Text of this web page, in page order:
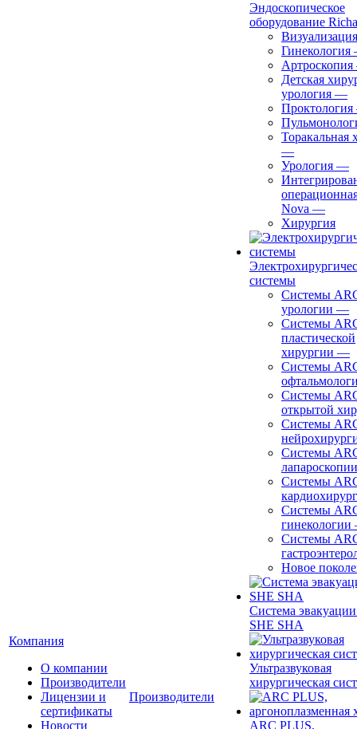
Компания
О компании
Производители
Лицензии и
сертификаты
Новости
Производители
Эндоскопическое
оборудование
Визуализация
Гинекология
Артроскопия
Детская
урология —
Проктология
Торакальная
—
Урология —
Nova —
Хирургия
системы
Системы
урологии —
Системы
пластической
хирургии —
Системы
Системы
открытой
Системы
Системы
лапароскопии
Системы
Системы
гинекологии
Системы
Новое
Система
SHE SHA
Ультразвуковая
хирургическая
ARC PLUS,